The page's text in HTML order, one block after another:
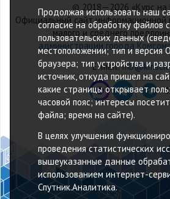
© 2018—2026 «Курс на
Официальный сайт информационной
малого и среднего
администрации города
E-mail:
Продолжая использовать наш
согласие на обработку файлов
пользовательских данных
местоположении; тип и версия
браузера; тип устройства и
источник, откуда пришел на
какие страницы открывает
часовой пояс; интересы
файла; время на сайте).
В целях улучшения
проведения статистических
вышеуказанные данные
использованием интернет-
Спутник.Аналитика.